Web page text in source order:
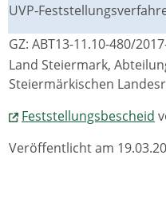
UVP-
GZ: ABT13-11.10-480/
Land Steiermark,
Steiermärkischen
Feststellungsbescheid
Veröffentlicht am